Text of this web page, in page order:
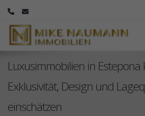
Luxusimmobilien in Estepona
Exklusivität, Design und
einschätzen